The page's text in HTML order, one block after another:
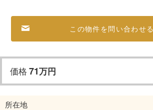
この物件を問い合わせる
価格 71万円
所在地